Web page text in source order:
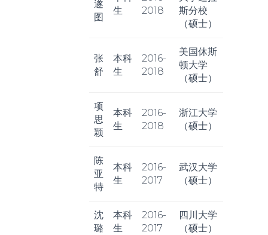
遂
图
生
2018
斯分校
（硕士）
张
舒
本科
生
2016-
2018
美国休斯
顿大学
（硕士）
项
思
颖
本科
生
2016-
2018
浙江大学
（硕士）
陈
亚
特
本科
生
2016-
2017
武汉大学
（硕士）
沈
璐
本科
生
2016-
2017
四川大学
（硕士）